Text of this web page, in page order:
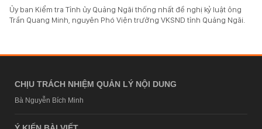
Ủy ban Kiểm tra Tỉnh ủy Quảng Ngãi thống nhất đề nghị kỷ luật ông
Trần Quang Minh, nguyên Phó Viện trưởng VKSND tỉnh Quảng Ngãi.
CHỊU TRÁCH NHIỆM QUẢN LÝ NỘI DUNG
Bà Nguyễn Bích Minh